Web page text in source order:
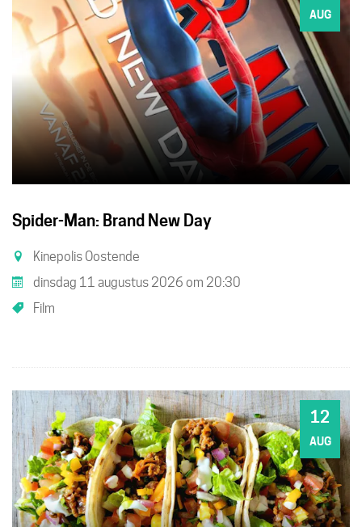
AUG
Spider-Man: Brand New Day
Kinepolis Oostende
dinsdag 11 augustus 2026 om 20:30
Film
WO12
AUG